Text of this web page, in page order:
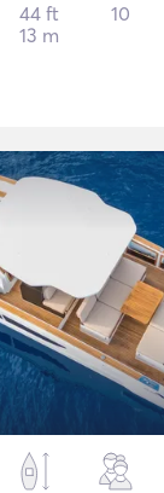
44 ft
13 m
10